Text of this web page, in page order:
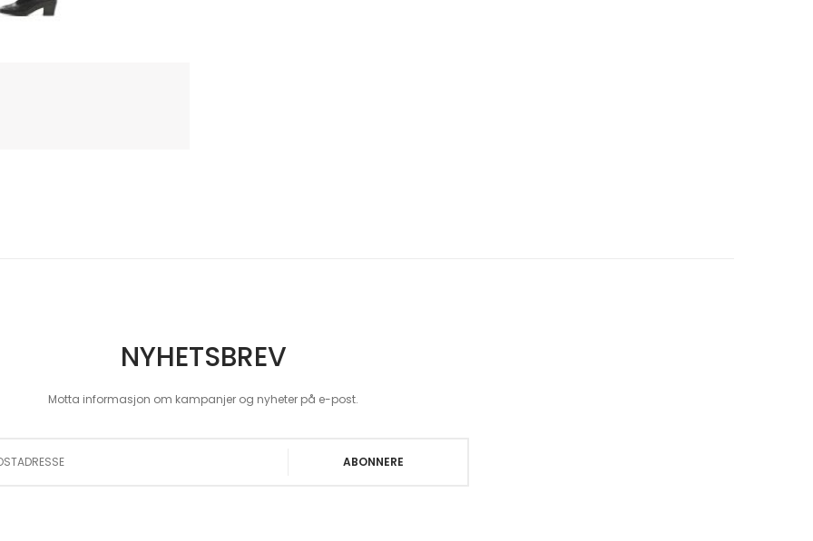
NYHETSBREV
Motta informasjon om kampanjer og nyheter på e-post.
ABONNERE